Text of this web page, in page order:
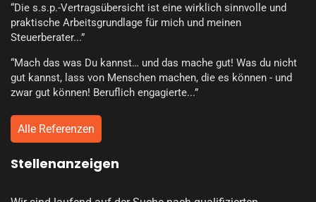
“Die s.s.p.-Vertragsübersicht ist eine wirklich sinnvolle und
praktische Arbeitsgrundlage für mich und meinen
Steuerberater...”
“Mach das was Du kannst… und das mache gut! Was du nicht
gut kannst, lass von Menschen machen, die es können - und
zwar gut können! Beruflich engagierte...”
Alle Referenzen
Stellenanzeigen